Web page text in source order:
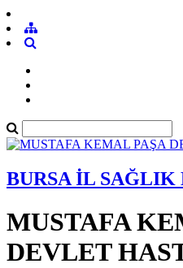
BURSA İL SAĞLIK
MUSTAFA
DEVLET